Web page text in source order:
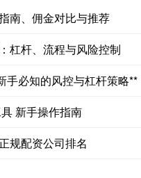
南、佣金对比与推荐
杠杆、流程与风险控制
手必知的风控与杠杆策略**
新手操作指南
规配资公司排名